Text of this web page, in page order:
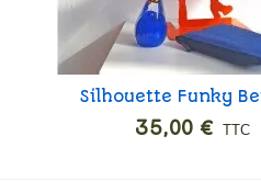
Ajouter
Silhouette Funky
35,00 € TTC